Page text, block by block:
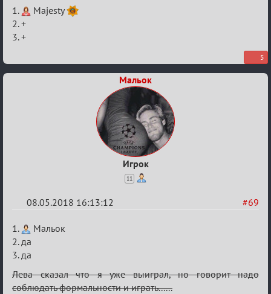
Re:
IX
Кубок
1.
Majesty
2. +
3. +
5
Мальок
Игрок
11
#69
08.05.2018 16:13:12
Re:
IX
Кубок
Вендетты
1.
Мальок
2. да
3. да
Лева сказал что я уже выиграл, но говорит надо
соблюдать формальности и играть......